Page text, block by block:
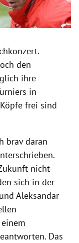
.
den
ihre
in
frei sind
brav daran
nicht
sich in der
und Aleksandar
Das